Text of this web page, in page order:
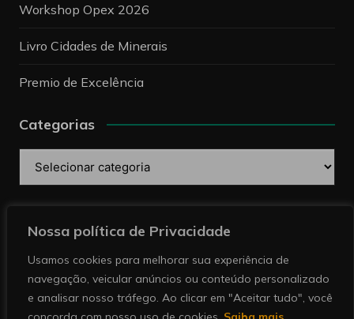
Nossa política de Privacidade
Usamos cookies para melhorar sua experiência de
navegação, veicular anúncios ou conteúdo personalizado
e analisar nosso tráfego. Ao clicar em "Aceitar tudo", você
Workshop Opex 2026
Livro Cidades de Minerais
Premio de Excelência
Categorias